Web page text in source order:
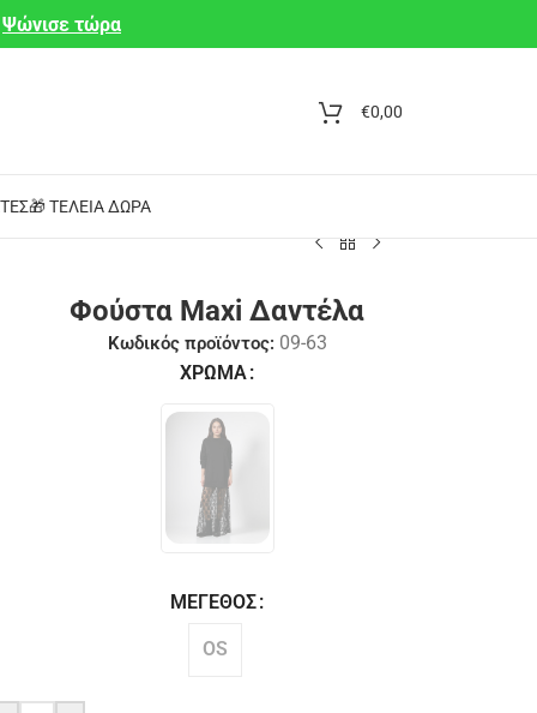
Ψώνισε τώρα
€0,00
🎁 ΤΈΛΕΙΑ ΔΏΡΑ
Φούστα Maxi Δαντέλα
Κωδικός προϊόντος: 09-63
ΧΡΏΜΑ
ΜΈΓΕΘΟΣ
OS